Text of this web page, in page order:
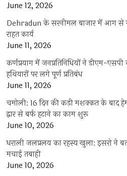
June 12, 2026
Dehradun के सरनीमल बाजार में आग से
राहत कार्य
June 11, 2026
कर्णप्रयाग में जनप्रतिनिधियों ने डीएम-
हथियारों पर लगे पूर्ण प्रतिबंध
June 11, 2026
चमोली: 16 दिन की कड़ी मशक्कत के बाद
द्वार से बर्फ हटाने का काम शुरू
June 10, 2026
धराली जलप्रलय का रहस्य खुला: इसरो ने
मचाई तबाही
June 10, 2026